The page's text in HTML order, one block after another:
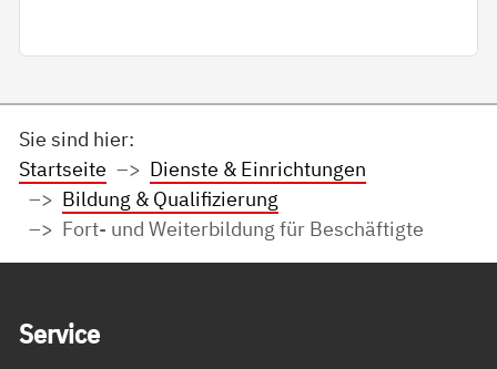
Sie sind hier:
Startseite
Dienste & Einrichtungen
Bildung & Qualifizierung
Fort- und Weiterbildung für Beschäftigte
Ser­vice